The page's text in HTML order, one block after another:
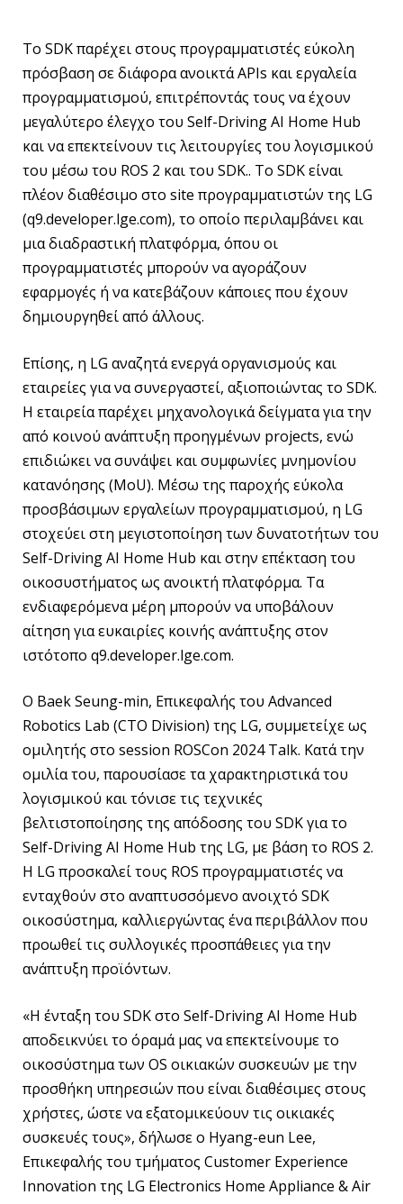
Το SDK παρέχει στους προγραμματιστές εύκολη
πρόσβαση σε διάφορα ανοικτά APIs και εργαλεία
προγραμματισμού, επιτρέποντάς τους να έχουν
μεγαλύτερο έλεγχο του Self-Driving AI Home Hub
και να επεκτείνουν τις λειτουργίες του λογισμικού
του μέσω του ROS 2 και του SDK.. Το SDK είναι
πλέον διαθέσιμο στο site προγραμματιστών της LG
(q9.developer.lge.com), το οποίο περιλαμβάνει και
μια διαδραστική πλατφόρμα, όπου οι
προγραμματιστές μπορούν να αγοράζουν
εφαρμογές ή να κατεβάζουν κάποιες που έχουν
δημιουργηθεί από άλλους.
Επίσης, η LG αναζητά ενεργά οργανισμούς και
εταιρείες για να συνεργαστεί, αξιοποιώντας το SDK.
Η εταιρεία παρέχει μηχανολογικά δείγματα για την
από κοινού ανάπτυξη προηγμένων projects, ενώ
επιδιώκει να συνάψει και συμφωνίες μνημονίου
κατανόησης (MoU). Μέσω της παροχής εύκολα
προσβάσιμων εργαλείων προγραμματισμού, η LG
στοχεύει στη μεγιστοποίηση των δυνατοτήτων του
Self-Driving AI Home Hub και στην επέκταση του
οικοσυστήματος ως ανοικτή πλατφόρμα. Τα
ενδιαφερόμενα μέρη μπορούν να υποβάλουν
αίτηση για ευκαιρίες κοινής ανάπτυξης στον
ιστότοπο q9.developer.lge.com.
Ο Baek Seung-min, Επικεφαλής του Advanced
Robotics Lab (CTO Division) της LG, συμμετείχε ως
ομιλητής στο session ROSCon 2024 Talk. Κατά την
ομιλία του, παρουσίασε τα χαρακτηριστικά του
λογισμικού και τόνισε τις τεχνικές
βελτιστοποίησης της απόδοσης του SDK για το
Self-Driving AI Home Hub της LG, με βάση το ROS 2.
Η LG προσκαλεί τους ROS προγραμματιστές να
ενταχθούν στο αναπτυσσόμενο ανοιχτό SDK
οικοσύστημα, καλλιεργώντας ένα περιβάλλον που
προωθεί τις συλλογικές προσπάθειες για την
ανάπτυξη προϊόντων.
«Η ένταξη του SDK στο Self-Driving AI Home Hub
αποδεικνύει το όραμά μας να επεκτείνουμε το
οικοσύστημα των OS οικιακών συσκευών με την
προσθήκη υπηρεσιών που είναι διαθέσιμες στους
χρήστες, ώστε να εξατομικεύουν τις οικιακές
συσκευές τους», δήλωσε ο Hyang-eun Lee,
Επικεφαλής του τμήματος Customer Experience
Innovation της LG Electronics Home Appliance & Air